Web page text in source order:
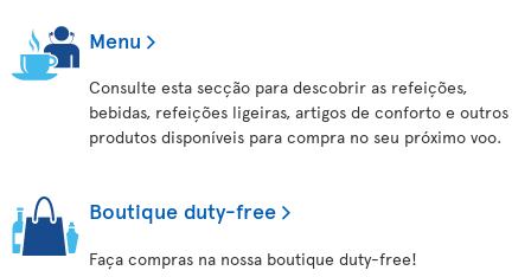
Menu
Consulte esta secção para descobrir as refeições,
bebidas, refeições ligeiras, artigos de conforto e outros
produtos disponíveis para compra no seu próximo voo.
Boutique duty-free
Faça compras na nossa boutique duty-free!